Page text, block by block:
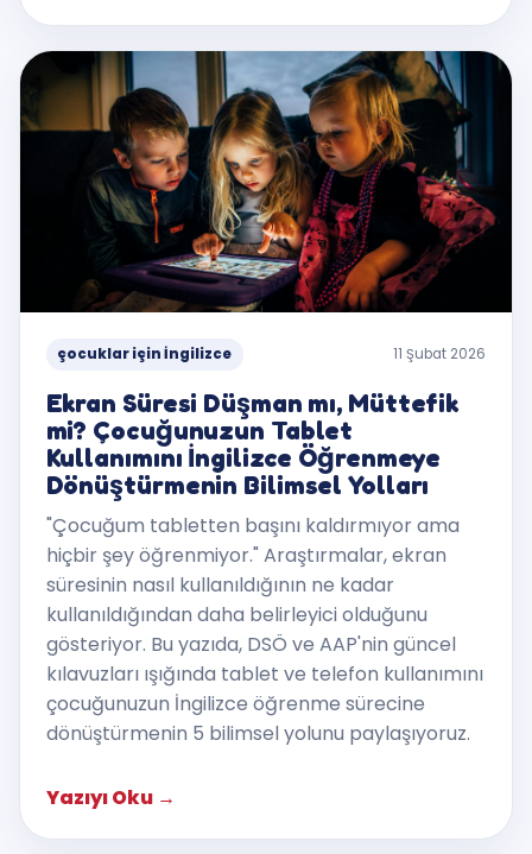
çocuklar için İngilizce 11 Şubat 2026
Ekran Süresi Düşman mı, Müttefik
mi? Çocuğunuzun Tablet
Kullanımını İngilizce Öğrenmeye
Dönüştürmenin Bilimsel Yolları
"Çocuğum tabletten başını kaldırmıyor ama
hiçbir şey öğrenmiyor." Araştırmalar, ekran
süresinin nasıl kullanıldığının ne kadar
kullanıldığından daha belirleyici olduğunu
gösteriyor. Bu yazıda, DSÖ ve AAP'nin güncel
kılavuzları ışığında tablet ve telefon kullanımını
çocuğunuzun İngilizce öğrenme sürecine
dönüştürmenin 5 bilimsel yolunu paylaşıyoruz.
Yazıyı Oku →